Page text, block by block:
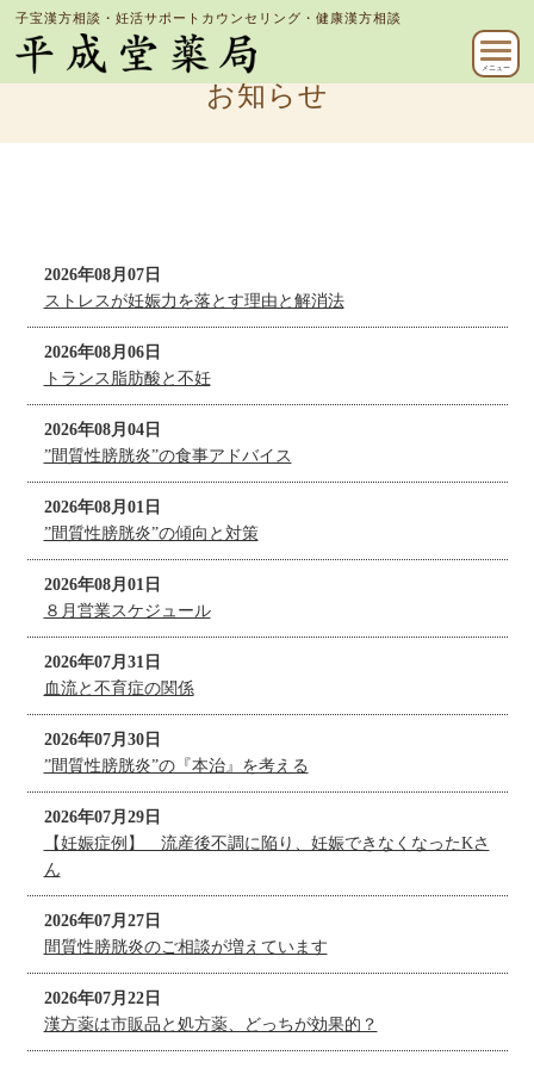
子宝漢方相談・妊活サポートカウンセリング・健康漢方相談
メニュー
お知らせ
2026年08月07日
ストレスが妊娠力を落とす理由と解消法
2026年08月06日
トランス脂肪酸と不妊
2026年08月04日
”間質性膀胱炎”の食事アドバイス
2026年08月01日
”間質性膀胱炎”の傾向と対策
2026年08月01日
８月営業スケジュール
2026年07月31日
血流と不育症の関係
2026年07月30日
”間質性膀胱炎”の『本治』を考える
2026年07月29日
【妊娠症例】 流産後不調に陥り、妊娠できなくなったKさ
ん
2026年07月27日
間質性膀胱炎のご相談が増えています
2026年07月22日
漢方薬は市販品と処方薬、どっちが効果的？